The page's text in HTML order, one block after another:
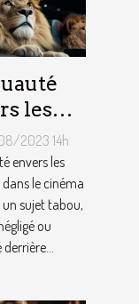
les
: un
2023 14h
envers les
le cinéma
sujet tabou,
ou